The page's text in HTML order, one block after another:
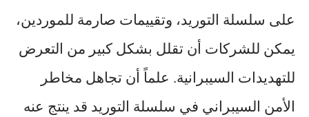
على سلسلة التوريد، وتقييمات صارمة للموردين،
يمكن للشركات أن تقلل بشكل كبير من التعرض
للتهديدات السيبرانية. علماً أن تجاهل مخاطر
الأمن السيبراني في سلسلة التوريد قد ينتج عنه